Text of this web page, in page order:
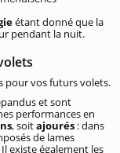
étant donné que la
pendant la nuit.
pour vos futurs volets.
et sont
performances en
, soitajourés : dans
de lames
existe également les